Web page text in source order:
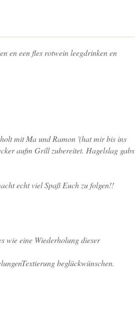
en een fles rotwein leegdrinken en
mit Ma und Ramon '(hat mir bis ins
aufm Grill zubereitet. Hagelslag gabs
echt viel Spaß Euch zu folgen!!
wie eine Wiederholung dieser
beglückwünschen.